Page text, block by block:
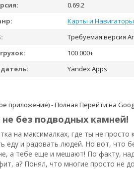
0.69.2
Карты и Навигаторы
Требуемая версия
100 000+
Yandex Apps
приложение) - Полная Перейти на
без подводных камней!
на максималках, где ты не просто
еду и радовать людей. Но вот, что
а тебе еще и мешают! По факту,
а? Понял, что многие просто не